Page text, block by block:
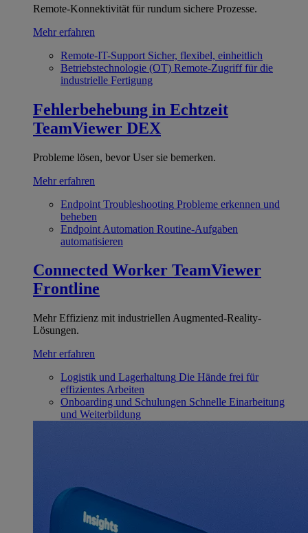
Remote-Konnektivität für rundum sichere Prozesse.
Mehr erfahren
Remote-IT-Support Sicher, flexibel, einheitlich
Betriebstechnologie (OT) Remote-Zugriff für die
industrielle Fertigung
Fehlerbehebung in Echtzeit
TeamViewer DEX
Probleme lösen, bevor User sie bemerken.
Mehr erfahren
Endpoint Troubleshooting Probleme erkennen und
beheben
Endpoint Automation Routine-Aufgaben
automatisieren
Connected Worker TeamViewer
Frontline
Mehr Effizienz mit industriellen Augmented-Reality-
Lösungen.
Mehr erfahren
Logistik und Lagerhaltung Die Hände frei für
effizientes Arbeiten
Onboarding und Schulungen Schnelle Einarbeitung
und Weiterbildung